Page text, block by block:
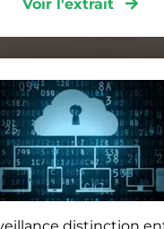
Voir l'extrait